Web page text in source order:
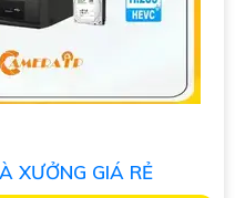
XƯỞNG GIÁ RẺ